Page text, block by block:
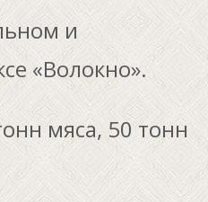
и
«Волокно».
мяса, 50 тонн